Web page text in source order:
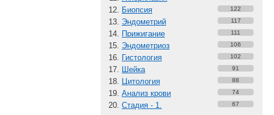
Биопсия 122
Эндометрий 117
Прижигание 111
Эндометриоз 106
Гистология 102
Шейка 91
Цитология 88
Анализ крови 74
Стадия - 1. 67